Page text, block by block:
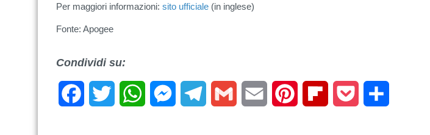
Per maggiori informazioni: sito ufficiale (in inglese)
Fonte: Apogee
Condividi su:
FacebookTwitter WhatsAppMessengerTelegramGmail Email Pinterest FlipboardPocket